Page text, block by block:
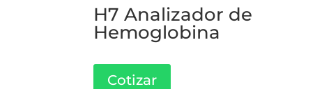
H7 Analizador de
Hemoglobina
Cotizar